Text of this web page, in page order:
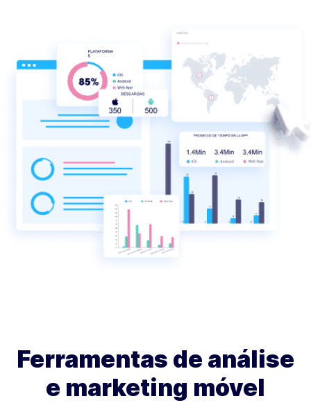
Ferramentas de análise
e marketing móvel